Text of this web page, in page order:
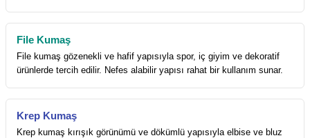
File Kumaş
File kumaş gözenekli ve hafif yapısıyla spor, iç giyim ve dekoratif
ürünlerde tercih edilir. Nefes alabilir yapısı rahat bir kullanım sunar.
Krep Kumaş
Krep kumaş kırışık görünümü ve dökümlü yapısıyla elbise ve bluz